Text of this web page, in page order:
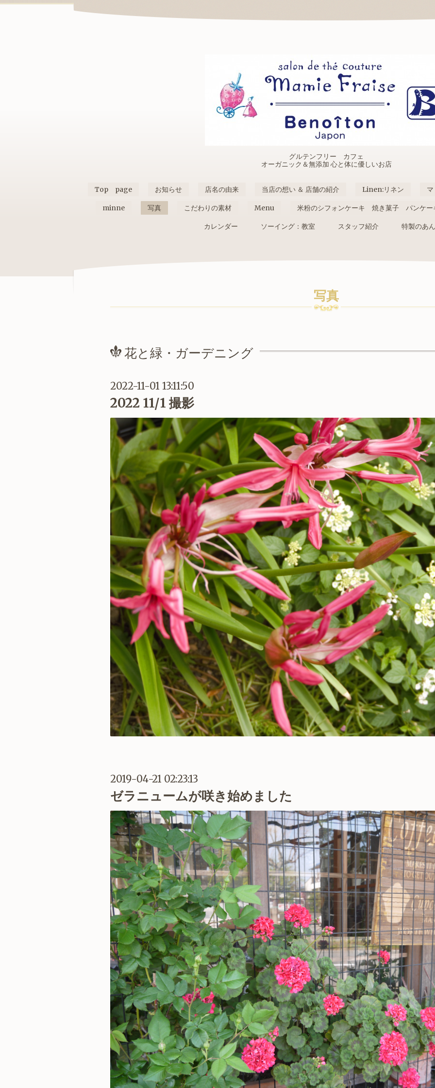
グルテンフリー カフェ
オーガニック＆無添加 心と体に優しいお店
Top page お知らせ 店名の由来 当店の想い ＆ 店舗の紹介 Linen:リネン
minne 写真 こだわりの素材 Menu 米粉のシフォンケーキ 焼き菓子 パンケー
カレンダー ソーイング：教室 スタッフ紹介 特製のあ
写真
花と緑・ガーデニング
2022-11-01 13:11:50
2022 11/1 撮影
2019-04-21 02:23:13
ゼラニュームが咲き始めました